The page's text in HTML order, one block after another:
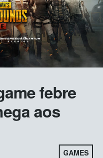
febre
aos
GAMES